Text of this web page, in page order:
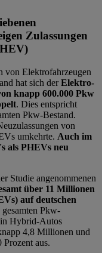
Zulassungen
von Elektrofahrzeugen
hat sich derElektro-
knapp 600.000 Pkw
. Dies entspricht
Pkw-Bestand.
von
umkehrte. Auch im
als PHEVs neu
Studie angenommenen
über 11 Millionen
auf deutschen
Pkw-
in Hybrid-Autos
4,8 Millionen und
aus.